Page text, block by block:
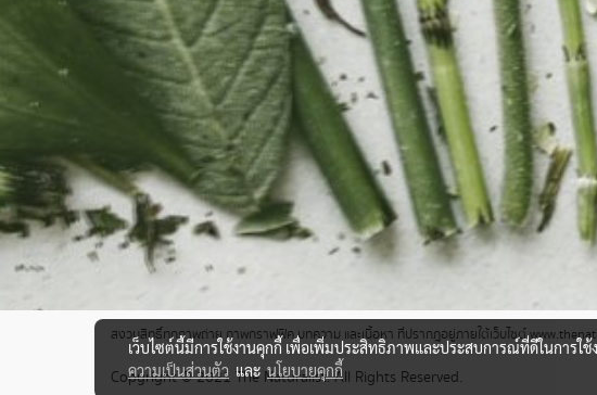
สงวนสิทธิ์ทุกภาพถ่าย ภาพกราฟฟิค บทความ และเนื้อหา ที่ปรากฎอยู่ภายใต้เว็บไซต์
Copyright © 2021 The Naturalist. All Rights Reserved.
เว็บไซต์นี้มีการใช้งานคุกกี้ เพื่อเพิ่มประสิทธิภาพและประสบการณ์ที่ดีในการใ
ความเป็นส่วนตัว และนโยบายคุกกี้